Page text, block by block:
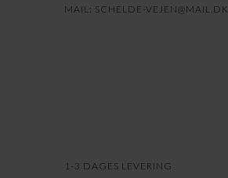
MAIL: SCHELDE-VEJEN@MAIL.DK
1-3 DAGES LEVERING